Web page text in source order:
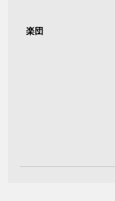
楽団